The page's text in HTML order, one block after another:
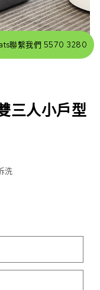
三人小戶型
洗
聯繫我們 5570 3280